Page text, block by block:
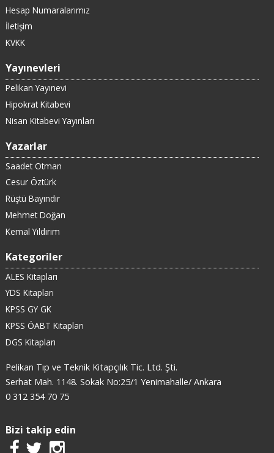
Hesap Numaralarımız
İletişim
KVKK
Yayınevleri
Pelikan Yayınevi
Hipokrat Kitabevi
Nisan Kitabevi Yayınları
Yazarlar
Saadet Otman
Cesur Öztürk
Rüştü Bayındır
Mehmet Doğan
Kemal Yıldırım
Kategoriler
ALES Kitapları
YDS Kitapları
KPSS GY GK
KPSS ÖABT Kitapları
DGS Kitapları
Pelikan Tıp ve Teknik Kitapçılık Tic. Ltd. Şti.
Serhat Mah. 1148. Sokak No:25/1 Yenimahalle/ Ankara
0 312 354 70 75
Bizi takip edin